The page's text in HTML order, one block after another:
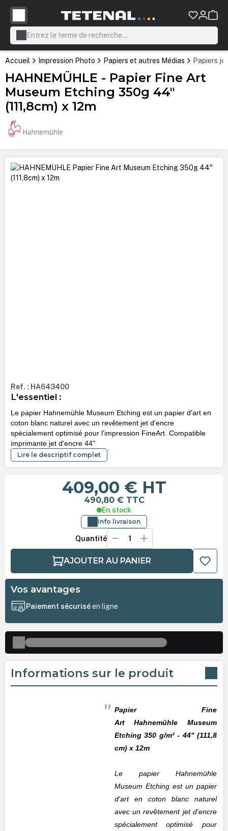
principal
Accueil Impression Photo Papiers et autres Médias Papiers
HAHNEMÜHLE - Papier Fine Art
Museum Etching 350g 44"
(111,8cm) x 12m
Ignorer la galerie d'images
Ref. : HA643400
L'essentiel :
Le papier Hahnemühle Museum Etching est un papier d'art en
coton blanc naturel avec un revêtement jet d'encre
spécialement optimisé pour l'impression FineArt. Compatible
imprimante jet d'encre 44"
Lire le descriptif complet
409,00 € HT
490,80 € TTC
En stock
Info livraison
Quantité
AJOUTER AU PANIER
Vos avantages
Paiement sécuriséen ligne
Informations sur le produit
Papier Fine
ArtHahnemühle Museum
Etching 350 g/m² - 44" (111,8
cm) x 12m
Le papier Hahnemühle
Museum Etching est un papier
d'art en coton blanc naturel
avec un revêtement jet d'encre
spécialement optimisé pour